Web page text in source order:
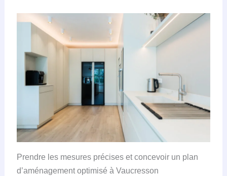
Prendre les mesures précises et concevoir un plan
d’aménagement optimisé à Vaucresson